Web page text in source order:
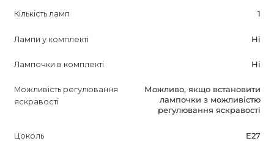
Кількість ламп 1
Лампи у комплекті Ні
Лампочки в комплекті Ні
Можливість регулювання
яскравості
Можливо, якщо встановити
лампочки з можливістю
регулювання яскравості
Цоколь E27